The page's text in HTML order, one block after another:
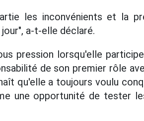
les inconvénients et la
a-t-elle déclaré.
pression lorsqu'elle
de son premier rôle
qu'elle a toujours voulu
une opportunité de tester